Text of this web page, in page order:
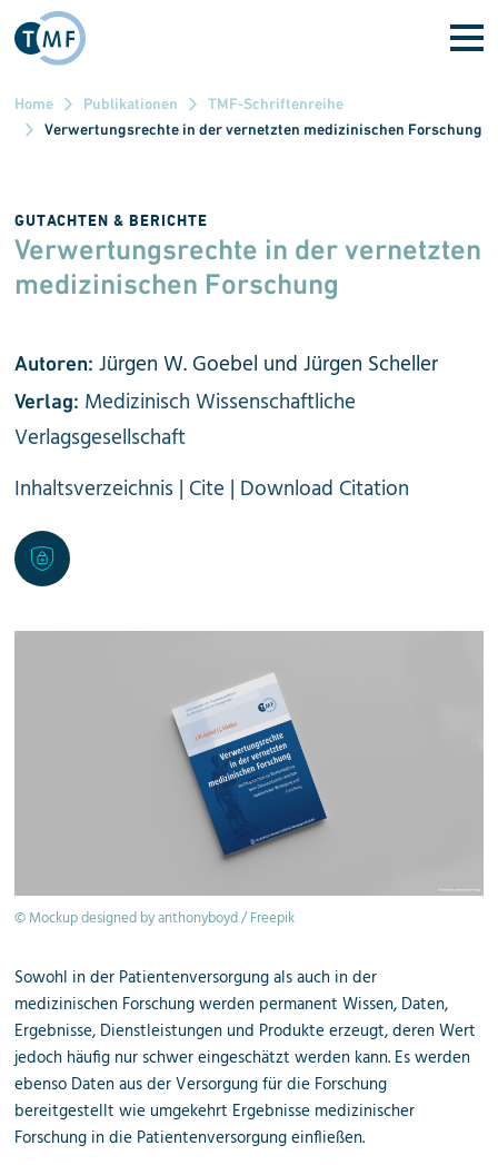
Direkt zum Inhalt
Home Publikationen
TMF-Schriftenreihe
Verwertungsrechte in der vernetzten medizinischen Forschung
GUTACHTEN & BERICHTE
Verwertungsrechte in der ver­netzten
medizinischen For­schung
Autoren: Jürgen W. Goebel und Jürgen Scheller
Verlag: Medizinisch Wissenschaftliche
Verlagsgesellschaft
Inhaltsverzeichnis| Cite | Download Citation
© Mockup designed by anthonyboyd / Freepik
Sowohl in der Patientenversorgung als auch in der
medizinischen Forschung werden permanent Wissen, Daten,
Ergebnisse, Dienstleistungen und Produkte erzeugt, deren Wert
jedoch häufig nur schwer eingeschätzt werden kann. Es werden
ebenso Daten aus der Versorgung für die Forschung
bereitgestellt wie umgekehrt Ergebnisse medizinischer
Forschung in die Patientenversorgung einfließen.